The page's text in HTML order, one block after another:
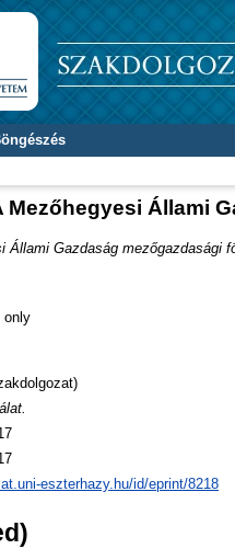
Mezőhegyesi Állami
Állami Gazdaság mezőgazdasági
only
eszterhazy.hu/id/eprint/8218